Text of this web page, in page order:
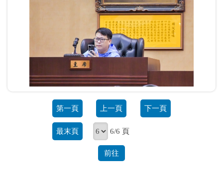
第一頁 上一頁 下一頁
最末頁 6/6 頁
前往